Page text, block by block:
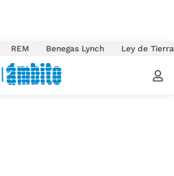
REM Benegas Lynch Ley de